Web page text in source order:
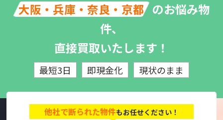
大阪・兵庫・奈良・京都 のお悩み物
件、
直接買取いたします！
最短3日 即現金化 現状のまま
他社で断られた物件もお任せください！